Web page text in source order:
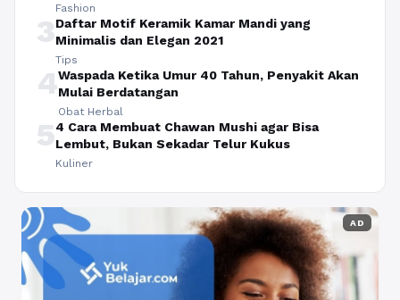
Fashion
3Daftar Motif Keramik Kamar Mandi yang
Minimalis dan Elegan 2021
Tips
4Waspada Ketika Umur 40 Tahun, Penyakit Akan
Mulai Berdatangan
Obat Herbal
54 Cara Membuat Chawan Mushi agar Bisa
Lembut, Bukan Sekadar Telur Kukus
Kuliner
AD